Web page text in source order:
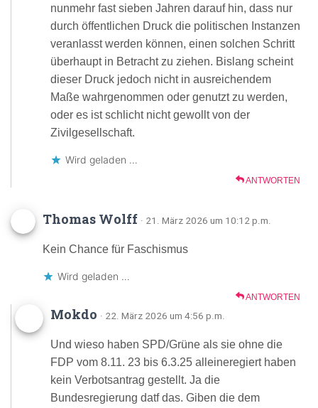
nunmehr fast sieben Jahren darauf hin, dass nur
durch öffentlichen Druck die politischen Instanzen
veranlasst werden können, einen solchen Schritt
überhaupt in Betracht zu ziehen. Bislang scheint
dieser Druck jedoch nicht in ausreichendem
Maße wahrgenommen oder genutzt zu werden,
oder es ist schlicht nicht gewollt von der
Zivilgesellschaft.
Wird geladen …
ANTWORTEN
Thomas Wolff · 21. März 2026 um 10:12 p.m.
Kein Chance für Faschismus
Wird geladen …
ANTWORTEN
Mokdo · 22. März 2026 um 4:56 p.m.
Und wieso haben SPD/Grüne als sie ohne die
FDP vom 8.11. 23 bis 6.3.25 alleineregiert haben
kein Verbotsantrag gestellt. Ja die
Bundesregierung datf das. Giben die dem